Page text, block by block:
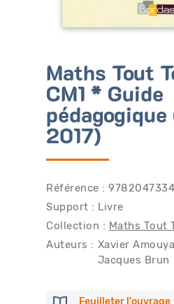
Recevez des informations
Maths Tout
CM1 * Guide
pédagogique
2017)
Référence :
Support : Livre
Collection : Maths Tout
Auteurs : Xavier Amouyal
Jacques Brun
Feuilleter l'ouvrage